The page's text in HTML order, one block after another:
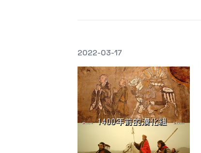
發文於
2022-03-17